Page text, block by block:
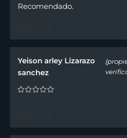
Recomendado.
Yeison arley Lizarazo
sanchez